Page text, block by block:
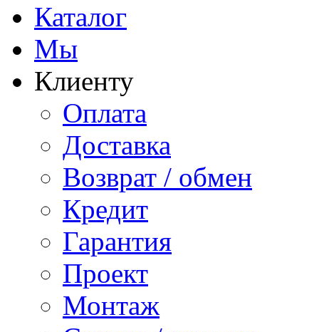
Каталог
Мы
Клиенту
Оплата
Доставка
Возврат / обмен
Кредит
Гарантия
Проект
Монтаж